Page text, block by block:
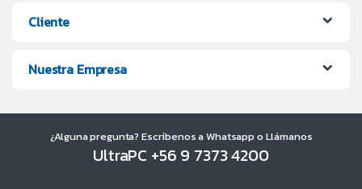
Cliente
Nuestra Empresa
¿Alguna pregunta? Escríbenos a Whatsapp o Llámanos
UltraPC +56 9 7373 4200